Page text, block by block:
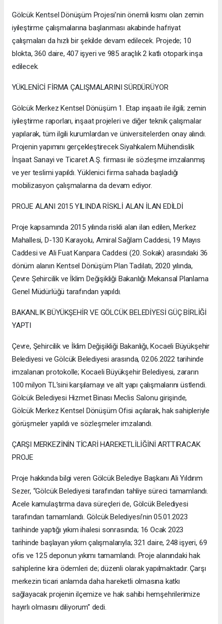
Gölcük Kentsel Dönüşüm Projesi’nin önemli kısmı olan zemin
iyileştirme çalışmalarına başlanması akabinde hafriyat
çalışmaları da hızlı bir şekilde devam edilecek. Projede; 10
blokta, 360 daire, 407 işyeri ve 985 araçlık 2 katlı otopark inşa
edilecek.
YÜKLENİCİ FİRMA ÇALIŞMALARINI SÜRDÜRÜYOR
Gölcük Merkez Kentsel Dönüşüm 1. Etap inşaatı ile ilgili; zemin
iyileştirme raporları, inşaat projeleri ve diğer teknik çalışmalar
yapılarak, tüm ilgili kurumlardan ve üniversitelerden onay alındı.
Projenin yapımını gerçekleştirecek Siyahkalem Mühendislik
İnşaat Sanayi ve Ticaret A.Ş. firması ile sözleşme imzalanmış
ve yer teslimi yapıldı. Yüklenici firma sahada başladığı
mobilizasyon çalışmalarına da devam ediyor.
PROJE ALANI 2015 YILINDA RİSKLİ ALAN İLAN EDİLDİ
Proje kapsamında 2015 yılında riskli alan ilan edilen, Merkez
Mahallesi, D-130 Karayolu, Amiral Sağlam Caddesi, 19 Mayıs
Caddesi ve Ali Fuat Kanpara Caddesi (20. Sokak) arasındaki 36
dönüm alanın Kentsel Dönüşüm Plan Tadilatı, 2020 yılında,
Çevre Şehircilik ve İklim Değişikliği Bakanlığı Mekansal Planlama
Genel Müdürlüğü tarafından yapıldı.
BAKANLIK BÜYÜKŞEHİR VE GÖLCÜK BELEDİYESİ GÜÇ BİRLİĞİ
YAPTI
Çevre, Şehircilik ve İklim Değişikliği Bakanlığı, Kocaeli Büyükşehir
Belediyesi ve Gölcük Belediyesi arasında, 02.06.2022 tarihinde
imzalanan protokolle; Kocaeli Büyükşehir Belediyesi, zararın
100 milyon TL’sini karşılamayı ve alt yapı çalışmalarını üstlendi.
Gölcük Belediyesi Hizmet Binası Meclis Salonu girişinde,
Gölcük Merkez Kentsel Dönüşüm Ofisi açılarak, hak sahipleriyle
görüşmeler yapıldı ve sözleşmeler imzalandı.
ÇARŞI MERKEZİNİN TİCARİ HAREKETLİLİĞİNİ ARTTIRACAK
PROJE
Proje hakkında bilgi veren Gölcük Belediye Başkanı Ali Yıldırım
Sezer, “Gölcük Belediyesi tarafından tahliye süreci tamamlandı.
Acele kamulaştırma dava süreçleri de, Gölcük Belediyesi
tarafından tamamlandı. Gölcük Belediyesi’nin 05.01.2023
tarihinde yaptığı yıkım ihalesi sonrasında; 16 Ocak 2023
tarihinde başlayan yıkım çalışmalarıyla; 321 daire, 248 işyeri, 69
ofis ve 125 deponun yıkımı tamamlandı. Proje alanındaki hak
sahiplerine kira ödemleri de; düzenli olarak yapılmaktadır. Çarşı
merkezin ticari anlamda daha hareketli olmasına katkı
sağlayacak projenin ilçemize ve hak sahibi hemşehrilerimize
hayırlı olmasını diliyorum” dedi.